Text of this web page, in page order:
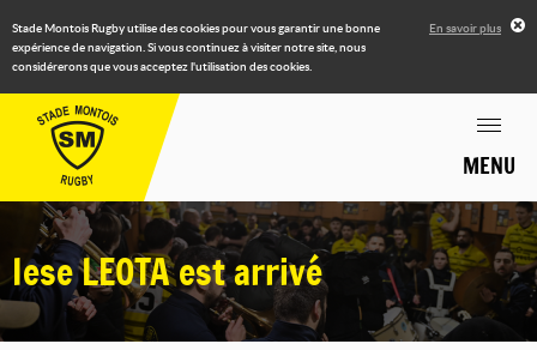
Stade Montois Rugby utilise des cookies pour vous garantir une bonne
expérience de navigation. Si vous continuez à visiter notre site, nous
considérerons que vous acceptez l'utilisation des cookies.
En savoir plus
MENU
Iese LEOTA est arrivé